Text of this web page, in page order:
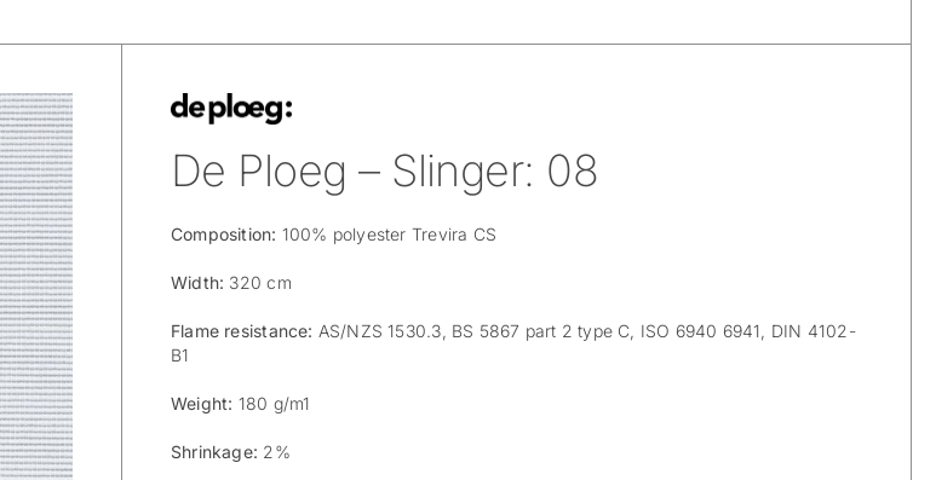
De Ploeg – Slinger: 08
Composition: 100% polyester Trevira CS
Width: 320 cm
Flame resistance: AS/NZS 1530.3, BS 5867 part 2 type C, ISO 6940 6941, DIN 4102-
B1
Weight: 180 g/m1
Shrinkage: 2%